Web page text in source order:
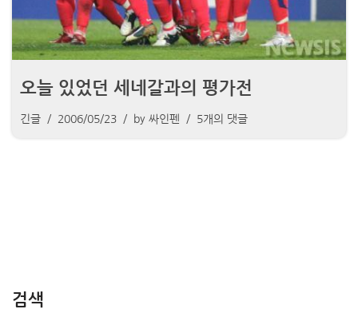
오늘 있었던 세네갈과의 평가전
긴글 2006/05/23 by 싸인펜 5개의 댓글
검색